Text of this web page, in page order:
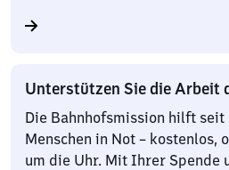
Unterstützen Sie die Arbeit
Die Bahnhofsmission hilft
Menschen in Not – kostenlos,
um die Uhr. Mit Ihrer Spende